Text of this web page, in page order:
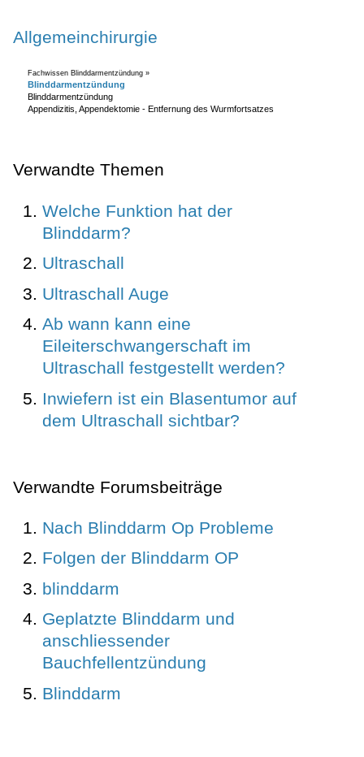
Allgemeinchirurgie
Fachwissen Blinddarmentzündung »
Blinddarmentzündung
Blinddarmentzündung
Appendizitis, Appendektomie - Entfernung des Wurmfortsatzes
Verwandte Themen
Welche Funktion hat der
Blinddarm?
Ultraschall
Ultraschall Auge
Ab wann kann eine
Eileiterschwangerschaft im
Ultraschall festgestellt werden?
Inwiefern ist ein Blasentumor auf
dem Ultraschall sichtbar?
Verwandte Forumsbeiträge
Nach Blinddarm Op Probleme
Folgen der Blinddarm OP
blinddarm
Geplatzte Blinddarm und
anschliessender
Bauchfellentzündung
Blinddarm